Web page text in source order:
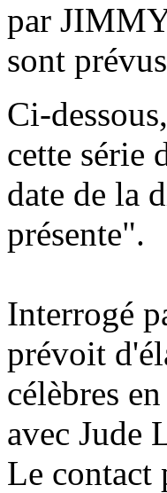
par
sont
Ci-
cette série
date de la
présente".
Interrogé
prévoit
célèbres
avec Jude
Le contact